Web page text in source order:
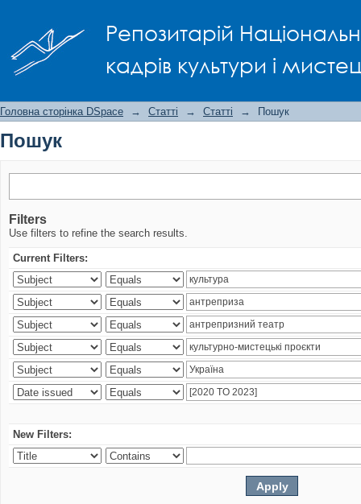
Репозитарій
кадрів культури і
Головна сторінка DSpace → Статті → Статті → Пошук
Пошук
Filters
Use filters to refine the search results.
Current Filters:
New Filters: